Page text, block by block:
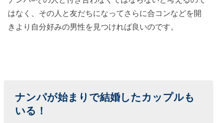
はなく、その人と友だちになってさらに合コンなどを開
きより自分好みの男性を見つければ良いのです。
ナンパが始まりで結婚したカップルも
いる！